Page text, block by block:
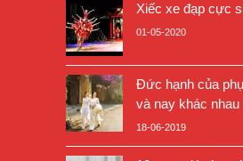
Xiếc xe đạp cực
01-05-2020
Đức hạnh của
và nay khác nhau
18-06-2019